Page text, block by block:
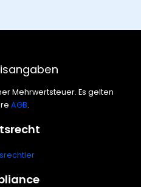
Mehrwertsteuer. Es gelten
AGB.